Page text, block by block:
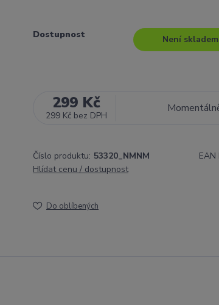
Dostupnost Není skladem
299 Kč
299 Kč bez DPH
Číslo produktu: 53320_NMNM EAN
Hlídat cenu / dostupnost
Do oblíbených